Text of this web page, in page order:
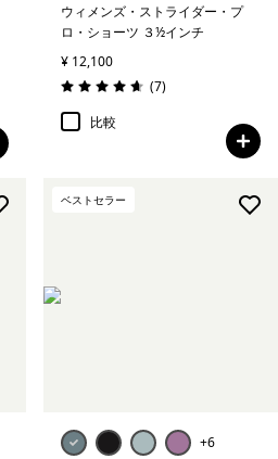
ウィメンズ・ストライダー・プ
ロ・ショーツ ３½インチ
¥ 12,100
評価: 4.7 / 5
(7レビュー
)
比較
ベストセラー
+6